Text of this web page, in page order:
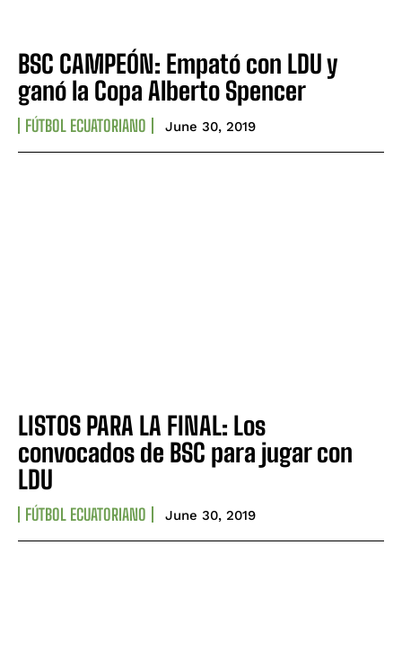
BSC CAMPEÓN: Empató con LDU y
ganó la Copa Alberto Spencer
FÚTBOL ECUATORIANO June 30, 2019
LISTOS PARA LA FINAL: Los
convocados de BSC para jugar con
LDU
FÚTBOL ECUATORIANO June 30, 2019